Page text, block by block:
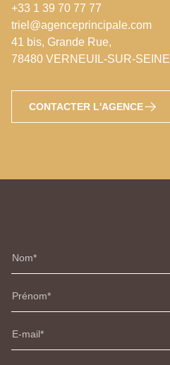
+33 1 39 70 77 77
triel@agenceprincipale.com
41 bis, Grande Rue,
78480 VERNEUIL-SUR-SEINE
CONTACTER L'AGENCE
Nom
Prénom
E-mail